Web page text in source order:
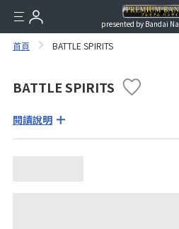
presented by Bandai
首頁 BATTLE SPIRITS
BATTLE SPIRITS
閱讀說明